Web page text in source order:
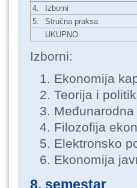
4.
Izborni
5.
Stručna praksa
UKUPNO
Izborni:
Ekonomija
Teorija i
Filozofija
Elektronsko
Ekonomija
8. semestar